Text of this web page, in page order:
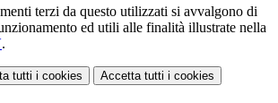
terzi da questo utilizzati si avvalgono di
ed utili alle finalità illustrate nella
.
tutti i cookies Accetta tutti i cookies